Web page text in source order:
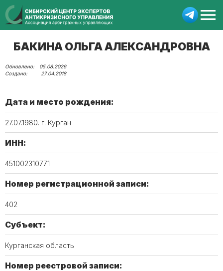
БАКИНА ОЛЬГА АЛЕКСАНДРОВНА
05.08.2026
27.04.2018
Дата и место рождения:
27.07.1980. г. Курган
ИНН:
451002310771
Номер регистрационной записи:
402
Субъект:
Курганская область
Номер реестровой записи: